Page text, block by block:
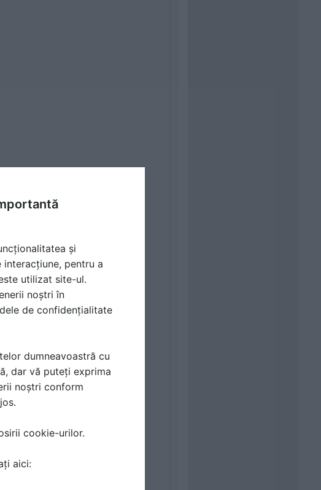
și
pentru a
utilizat site-ul.
noștri în
de confidențialitate
dumneavoastră cu
dar vă puteți exprima
noștri conform
cookie-urilor.
aici: